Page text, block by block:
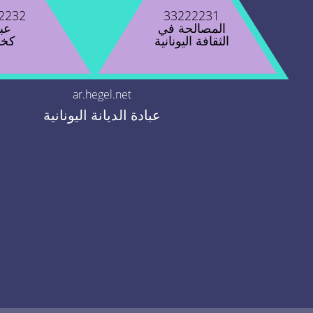
33222231
المصالحة في
الثقافة اليونانية
ar.hegel.net
عبادة الديانة اليونانية